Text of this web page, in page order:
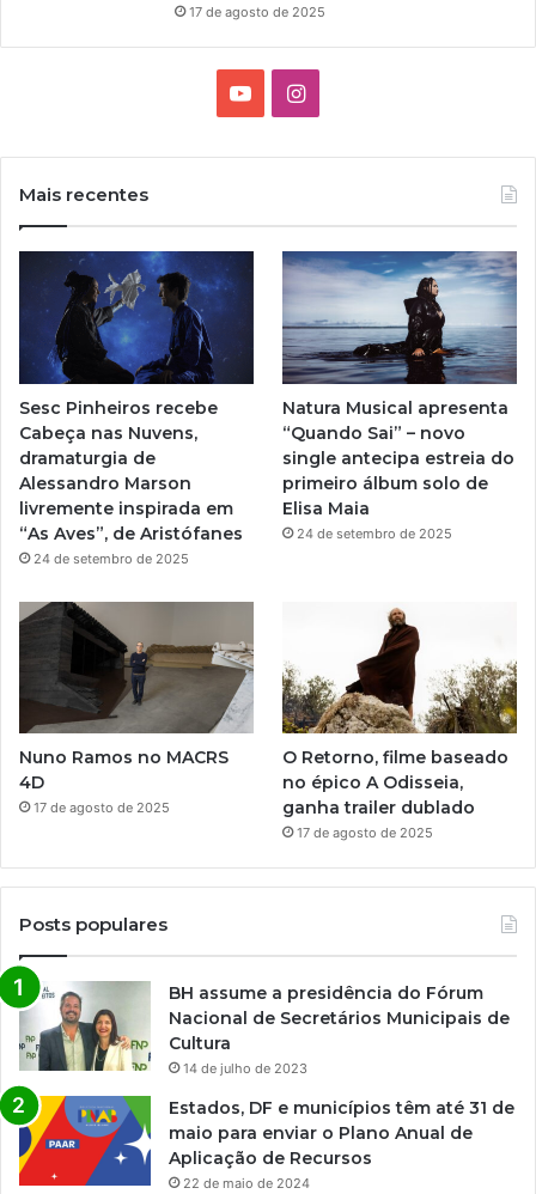
17 de agosto de 2025
e
I
g
r
a
m
Mais recentes
Sesc Pinheiros recebe
Cabeça nas Nuvens,
dramaturgia de
Alessandro Marson
livremente inspirada em
“As Aves”, de Aristófanes
24 de setembro de 2025
Natura Musical apresenta
“Quando Sai” – novo
single antecipa estreia do
primeiro álbum solo de
Elisa Maia
24 de setembro de 2025
Nuno Ramos no MACRS
4D
17 de agosto de 2025
O Retorno, filme baseado
no épico A Odisseia,
ganha trailer dublado
17 de agosto de 2025
Posts populares
BH assume a presidência do Fórum
Nacional de Secretários Municipais de
Cultura
14 de julho de 2023
Estados, DF e municípios têm até 31 de
maio para enviar o Plano Anual de
Aplicação de Recursos
22 de maio de 2024